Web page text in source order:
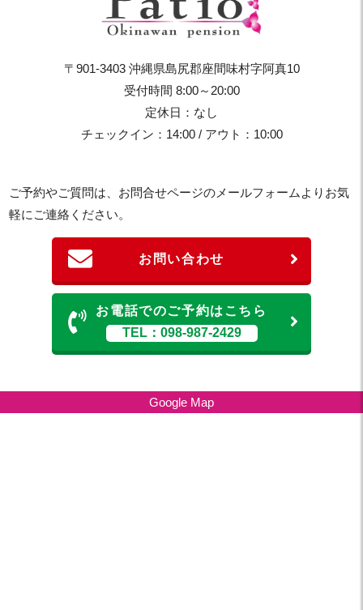
〒901-3403 沖縄県島尻郡座間味村字阿真10
受付時間 8:00～20:00
定休日：なし
チェックイン：14:00 / アウト：10:00
ご予約やご質問は、お問合せページのメールフォームよりお気
軽にご連絡ください。
お問い合わせ
お電話でのご予約はこちら
TEL：098-987-2429
Google Map